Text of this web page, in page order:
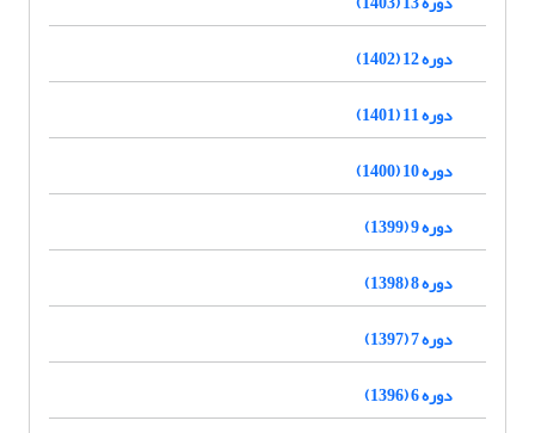
دوره 12 (1402)
دوره 11 (1401)
دوره 10 (1400)
دوره 9 (1399)
دوره 8 (1398)
دوره 7 (1397)
دوره 6 (1396)